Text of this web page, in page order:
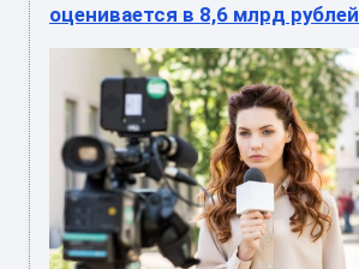
оценивается в 8,6 млрд рублей